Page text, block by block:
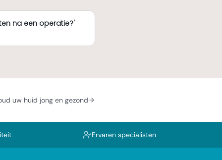
na een operatie?'
uw huid jong en gezond
Ervaren specialisten